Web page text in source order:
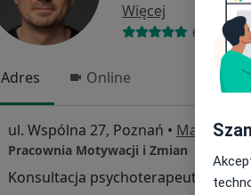
Więcej
67 opinii
Adres Online
ul. Wspólna 27, Poznań • Mapa
Pracownia Motywacji i Zmian
Konsultacja psychoterapeutyczna